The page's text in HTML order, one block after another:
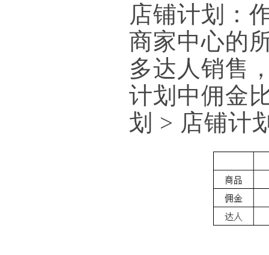
店铺计划：
商家中心的
多达人销售
计划中佣金
划 > 店铺计